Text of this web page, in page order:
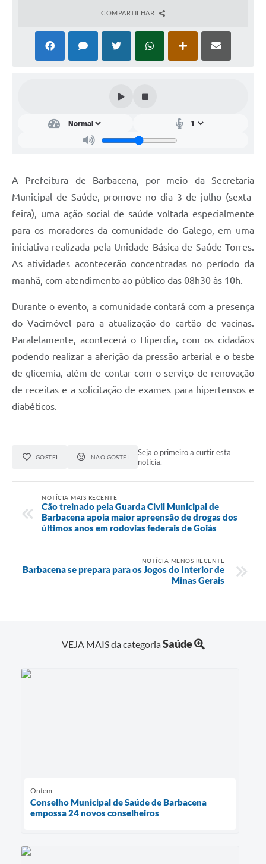
PPA - PLANO PLURIANUAL 2026/2029
PCA (Planos de Contratações Anuais)
PNAB 2026 - Ciclo 2
Plano Diretor e Mobilidade Urbana
3º Jornada Empreendedora BQ
Festival Gastronômico
Emprega Barbacena
Regularização de bairros
Carta de Serviços
Arquivos para Download
Telefones Úteis
COMPARTILHAR
A Prefeitura de Barbacena, por meio da Secretaria
Municipal de Saúde, promove no dia 3 de julho (sexta-
feira), uma ação social de saúde voltada especialmente
para os moradores da comunidade do Galego, em uma
iniciativa realizada pela Unidade Básica de Saúde Torres.
As atividades acontecerão concentradas no período da
manhã, com atendimento ao público das 08h30 às 10h.
Durante o evento, a comunidade contará com a presença
do Vacimóvel para a atualização do cartão de vacinas.
Paralelamente, acontecerá o Hiperdia, com os cidadãos
podendo realizar a aferição da pressão arterial e o teste
de glicemia, além de contar com o serviço de renovação
de receitas e a solicitação de exames para hipertensos e
diabéticos.
GOSTEI NÃO GOSTEI
Seja o primeiro a curtir esta
notícia.
NOTÍCIA MAIS RECENTE
Cão treinado pela Guarda Civil Municipal de
Barbacena apoia maior apreensão de drogas dos
últimos anos em rodovias federais de Goiás
NOTÍCIA MENOS RECENTE
Barbacena se prepara para os Jogos do Interior de
Minas Gerais
VEJA MAIS da categoriaSaúde
Ontem
Conselho Municipal de Saúde de Barbacena
empossa 24 novos conselheiros